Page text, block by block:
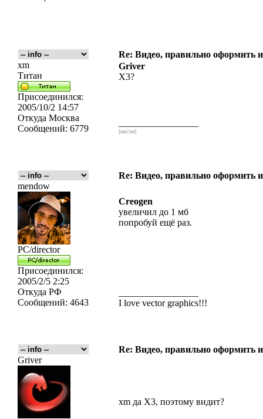
Re: Видео, правильно оформить
xm
Титан
Присоединился:
2005/10/2 14:57
Откуда Москва
Сообщений: 6779
Griver
X3?
[икс́эм]
Re: Видео, правильно оформить
mendow
PC/director
Присоединился:
2005/2/5 2:25
Откуда РФ
Сообщений: 4643
Creogen
увеличил до 1 мб
попробуй ещё раз.
I love vector graphics!!!
Re: Видео, правильно оформить
Griver
xm да X3, поэтому видит?